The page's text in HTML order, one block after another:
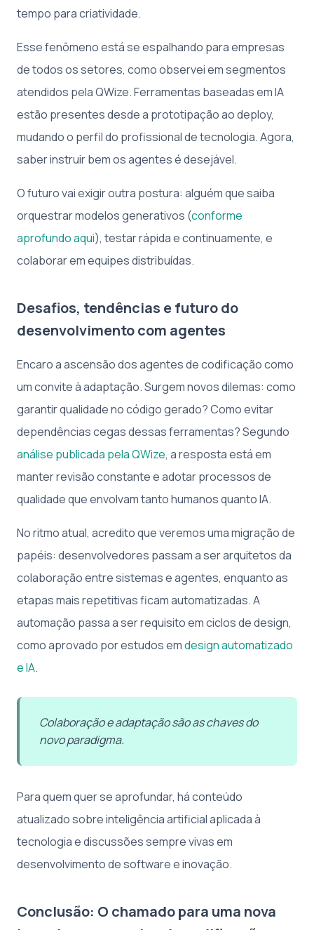
tempo para criatividade.
Esse fenômeno está se espalhando para empresas
de todos os setores, como observei em segmentos
atendidos pela QWize. Ferramentas baseadas em IA
estão presentes desde a prototipação ao deploy,
mudando o perfil do profissional de tecnologia. Agora,
saber instruir bem os agentes é desejável.
O futuro vai exigir outra postura: alguém que saiba
orquestrar modelos generativos (conforme
aprofundo aqui), testar rápida e continuamente, e
colaborar em equipes distribuídas.
Desafios, tendências e futuro do
desenvolvimento com agentes
Encaro a ascensão dos agentes de codificação como
um convite à adaptação. Surgem novos dilemas: como
garantir qualidade no código gerado? Como evitar
dependências cegas dessas ferramentas? Segundo
análise publicada pela QWize, a resposta está em
manter revisão constante e adotar processos de
qualidade que envolvam tanto humanos quanto IA.
No ritmo atual, acredito que veremos uma migração de
papéis: desenvolvedores passam a ser arquitetos da
colaboração entre sistemas e agentes, enquanto as
etapas mais repetitivas ficam automatizadas. A
automação passa a ser requisito em ciclos de design,
como aprovado por estudos emdesign automatizado
e IA.
Colaboração e adaptação são as chaves do
novo paradigma.
Para quem quer se aprofundar, há conteúdo
atualizado sobre inteligência artificial aplicada à
tecnologia e discussões sempre vivas em
desenvolvimento de software e inovação.
Conclusão: O chamado para uma nova